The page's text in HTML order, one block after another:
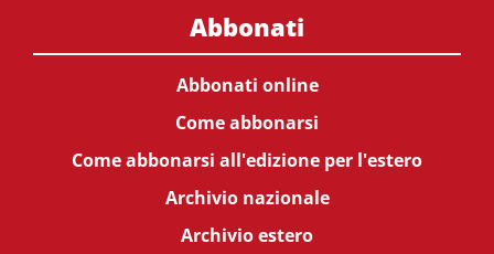
Abbonati
Abbonati online
Come abbonarsi
Come abbonarsi all'edizione per l'estero
Archivio nazionale
Archivio estero